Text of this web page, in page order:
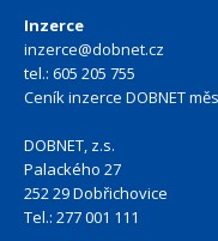
Inzerce
inzerce@dobnet.cz
tel.: 605 205 755
Ceník inzerce DOBNET
DOBNET, z.s.
Palackého 27
252 29 Dobřichovice
Tel.: 277 001 111